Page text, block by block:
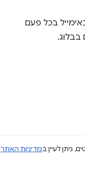
בכל פעם
ניתן לעיין במדיניות האתר